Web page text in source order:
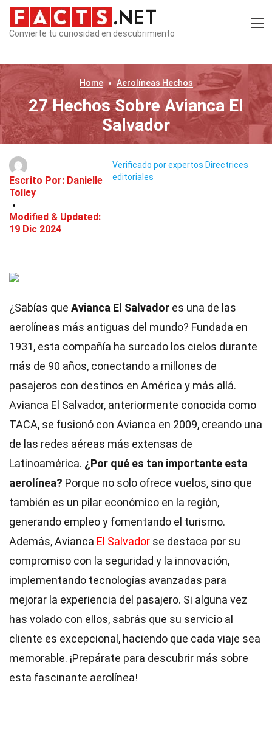
Convierte tu curiosidad en descubrimiento
Home Aerolíneas Hechos
27 Hechos Sobre Avianca El
Salvador
Escrito Por: Danielle
Tolley
Modified & Updated:
19 Dic 2024
Verificado por expertos Directrices
editoriales
¿Sabías que Avianca El Salvador es una de las
aerolíneas más antiguas del mundo? Fundada en
1931, esta compañía ha surcado los cielos durante
más de 90 años, conectando a millones de
pasajeros con destinos en América y más allá.
Avianca El Salvador, anteriormente conocida como
TACA, se fusionó con Avianca en 2009, creando una
de las redes aéreas más extensas de
Latinoamérica. ¿Por qué es tan importante esta
aerolínea? Porque no solo ofrece vuelos, sino que
también es un pilar económico en la región,
generando empleo y fomentando el turismo.
Además, Avianca El Salvador se destaca por su
compromiso con la seguridad y la innovación,
implementando tecnologías avanzadas para
mejorar la experiencia del pasajero. Si alguna vez
has volado con ellos, sabrás que su servicio al
cliente es excepcional, haciendo que cada viaje sea
memorable. ¡Prepárate para descubrir más sobre
esta fascinante aerolínea!